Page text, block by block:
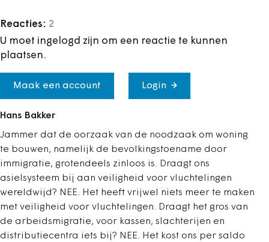
Reacties: 2
U moet ingelogd zijn om een reactie te kunnen
plaatsen.
Maak een account Login
Hans Bakker
Jammer dat de oorzaak van de noodzaak om woning
te bouwen, namelijk de bevolkingstoename door
immigratie, grotendeels zinloos is. Draagt ons
asielsysteem bij aan veiligheid voor vluchtelingen
wereldwijd? NEE. Het heeft vrijwel niets meer te maken
met veiligheid voor vluchtelingen. Draagt het gros van
de arbeidsmigratie, voor kassen, slachterijen en
distributiecentra iets bij? NEE. Het kost ons per saldo